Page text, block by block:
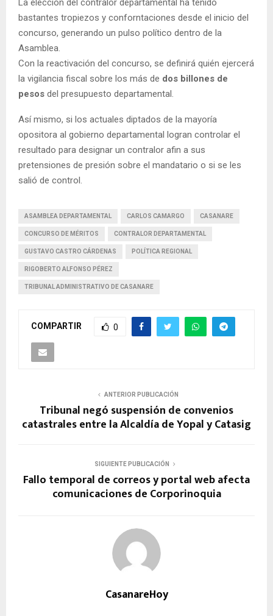
La elección del contralor departamental ha tenido
bastantes tropiezos y conforntaciones desde el inicio del
concurso, generando un pulso político dentro de la
Asamblea.
Con la reactivación del concurso, se definirá quién ejercerá
la vigilancia fiscal sobre los más de dos billones de
pesos del presupuesto departamental.
Así mismo, si los actuales diptados de la mayoría
opositora al gobierno departamental logran controlar el
resultado para designar un contralor afin a sus
pretensiones de presión sobre el mandatario o si se les
salió de control.
ASAMBLEA DEPARTAMENTAL CARLOS CAMARGO CASANARE
CONCURSO DE MÉRITOS CONTRALOR DEPARTAMENTAL
GUSTAVO CASTRO CÁRDENAS POLÍTICA REGIONAL
RIGOBERTO ALFONSO PÉREZ
TRIBUNAL ADMINISTRATIVO DE CASANARE
COMPARTIR 0
ANTERIOR PUBLICACIÓN
Tribunal negó suspensión de convenios
catastrales entre la Alcaldía de Yopal y Catasig
SIGUIENTE PUBLICACIÓN
Fallo temporal de correos y portal web afecta
comunicaciones de Corporinoquia
CasanareHoy